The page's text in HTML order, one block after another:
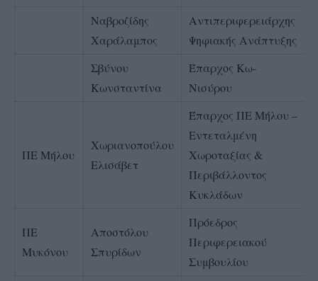
Ναβροζίδης
Χαράλαμπος
Αντιπεριφερειάρχης
Ψηφιακής Ανάπτυξης
Σβύνου
Κωνσταντίνα
Έπαρχος Κω-
Νισύρου
ΠΕ Μήλου
Χωριανοπούλου
Ελισάβετ
Έπαρχος ΠΕ Μήλου –
Εντεταλμένη
Χωροταξίας &
Περιβάλλοντος
Κυκλάδων
ΠΕ
Μυκόνου
Αποστόλου
Σπυρίδων
Πρόεδρος
Περιφερειακού
Συμβουλίου